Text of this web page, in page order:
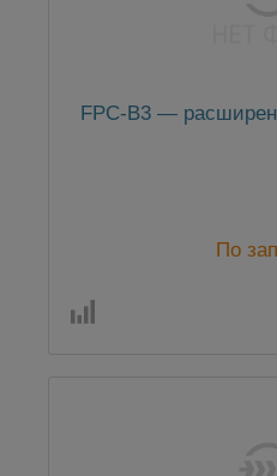
FPC-B3 —
По